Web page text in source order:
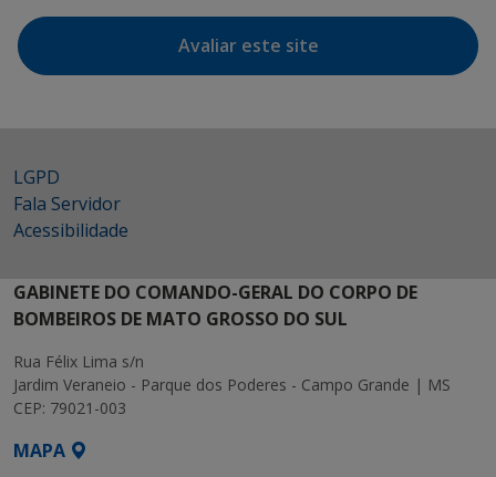
Avaliar este site
LGPD
Fala Servidor
Acessibilidade
GABINETE DO COMANDO-GERAL DO CORPO DE
BOMBEIROS DE MATO GROSSO DO SUL
Rua Félix Lima s/n
Jardim Veraneio - Parque dos Poderes - Campo Grande | MS
CEP: 79021-003
MAPA